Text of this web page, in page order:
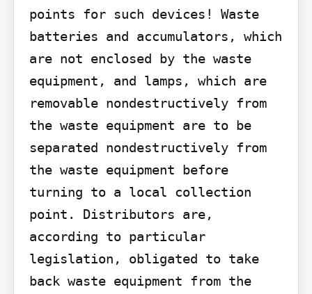
points for such devices! Waste
batteries and accumulators, which
are not enclosed by the waste
equipment, and lamps, which are
removable nondestructively from
the waste equipment are to be
separated nondestructively from
the waste equipment before
turning to a local collection
point. Distributors are,
according to particular
legislation, obligated to take
back waste equipment from the